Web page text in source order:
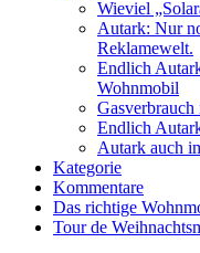
Wieviel
Autark: Nur
Reklamewelt.
Endlich
Wohnmobil
Endlich
Autark auch
Kategorie
Kommentare
Das richtige
Tour de